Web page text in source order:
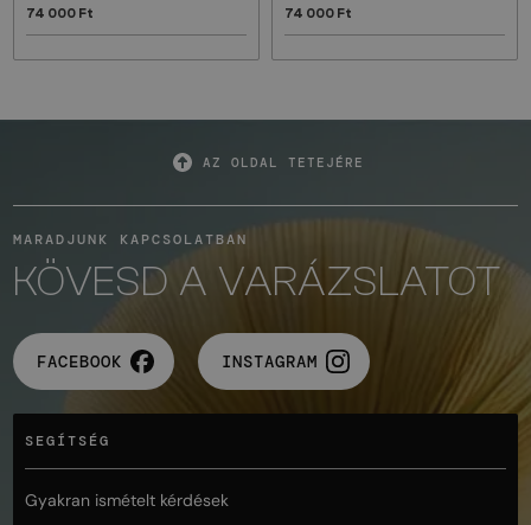
74 000 Ft 74 000 Ft
AZ OLDAL TETEJÉRE
MARADJUNK KAPCSOLATBAN
KÖVESD A VARÁZSLATOT
FACEBOOK INSTAGRAM
SEGÍTSÉG
Gyakran ismételt kérdések